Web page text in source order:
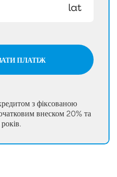
lat
ПЛАТІЖ
з фіксованою
внеском 20% та